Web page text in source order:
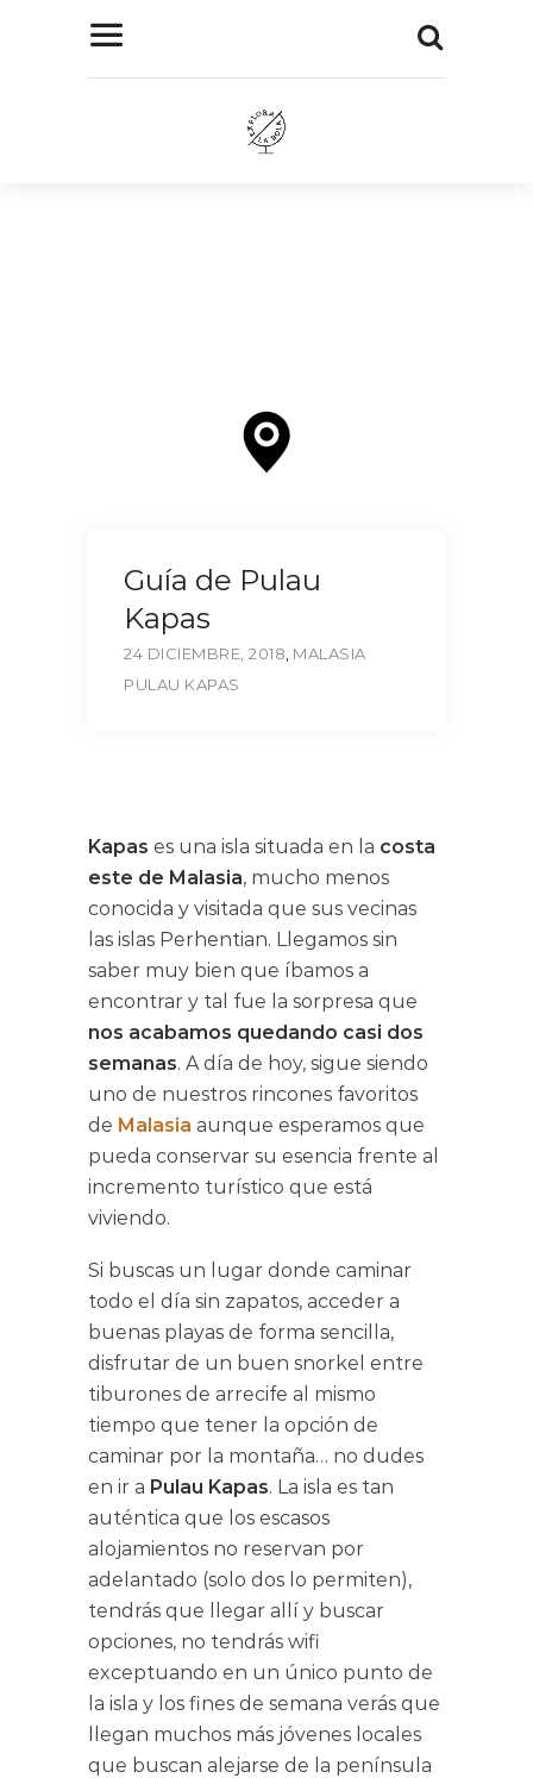
Guía de Pulau
Kapas
24 DICIEMBRE, 2018 MALASIA
PULAU KAPAS
Kapas es una isla situada en la costa
este de Malasia, mucho menos
conocida y visitada que sus vecinas
las islas Perhentian. Llegamos sin
saber muy bien que íbamos a
encontrar y tal fue la sorpresa que
nos acabamos quedando casi dos
semanas. A día de hoy, sigue siendo
uno de nuestros rincones favoritos
de Malasia aunque esperamos que
pueda conservar su esencia frente al
incremento turístico que está
viviendo.
Si buscas un lugar donde caminar
todo el día sin zapatos, acceder a
buenas playas de forma sencilla,
disfrutar de un buen snorkel entre
tiburones de arrecife al mismo
tiempo que tener la opción de
caminar por la montaña… no dudes
en ir a Pulau Kapas. La isla es tan
auténtica que los escasos
alojamientos no reservan por
adelantado (solo dos lo permiten),
tendrás que llegar allí y buscar
opciones, no tendrás wifi
exceptuando en un único punto de
la isla y los fines de semana verás que
llegan muchos más jóvenes locales
que buscan alejarse de la península